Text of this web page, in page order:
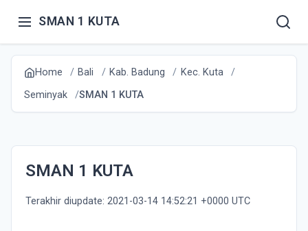
SMAN 1 KUTA
Home Bali Kab. Badung
Kec. Kuta
Seminyak
SMAN 1 KUTA
SMAN 1 KUTA
Terakhir diupdate: 2021-03-14 14:52:21 +0000 UTC